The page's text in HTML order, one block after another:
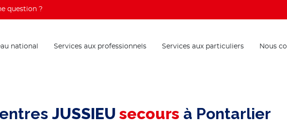
question ?
national Services aux professionnels Services aux particuliers Nous
JUSSIEU secours à Pontarlier